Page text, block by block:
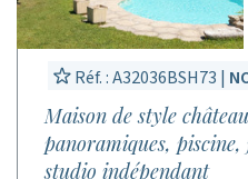
Réf. : A32036BSH73 |
Maison de style
panoramiques,
studio indépendant